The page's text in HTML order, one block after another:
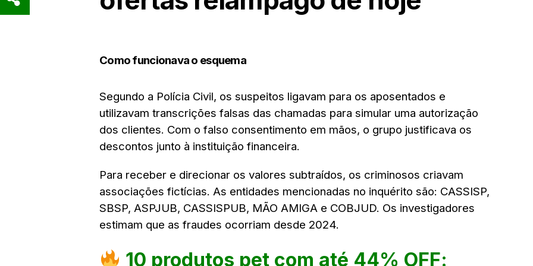
Como funcionava o esquema
Segundo a Polícia Civil, os suspeitos ligavam para os aposentados e
utilizavam transcrições falsas das chamadas para simular uma autorização
dos clientes. Com o falso consentimento em mãos, o grupo justificava os
descontos junto à instituição financeira.
Para receber e direcionar os valores subtraídos, os criminosos criavam
associações fictícias. As entidades mencionadas no inquérito são: CASSISP,
SBSP, ASPJUB, CASSISPUB, MÃO AMIGA e COBJUD. Os investigadores
estimam que as fraudes ocorriam desde 2024.
10 produtos pet com até 44% OFF: